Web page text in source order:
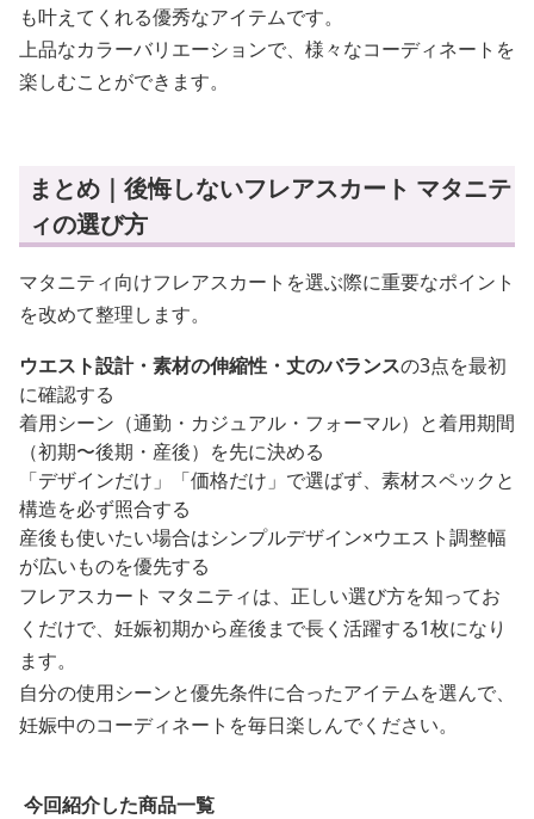
も叶えてくれる優秀なアイテムです。
上品なカラーバリエーションで、様々なコーディネートを
楽しむことができます。
まとめ｜後悔しないフレアスカート マタニテ
ィの選び方
マタニティ向けフレアスカートを選ぶ際に重要なポイント
を改めて整理します。
ウエスト設計・素材の伸縮性・丈のバランスの3点を最初
に確認する
着用シーン（通勤・カジュアル・フォーマル）と着用期間
（初期〜後期・産後）を先に決める
「デザインだけ」「価格だけ」で選ばず、素材スペックと
構造を必ず照合する
産後も使いたい場合はシンプルデザイン×ウエスト調整幅
が広いものを優先する
フレアスカート マタニティは、正しい選び方を知ってお
くだけで、妊娠初期から産後まで長く活躍する1枚になり
ます。
自分の使用シーンと優先条件に合ったアイテムを選んで、
妊娠中のコーディネートを毎日楽しんでください。
今回紹介した商品一覧